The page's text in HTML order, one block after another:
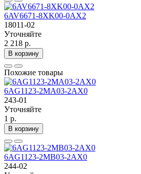
6AV6671-8XK00-0AX2
18011-02
Уточняйте
2 218 р.
В корзину
Похожие товары
6AG1123-2MA03-2AX0
243-01
Уточняйте
1 р.
В корзину
6AG1123-2MB03-2AX0
244-02